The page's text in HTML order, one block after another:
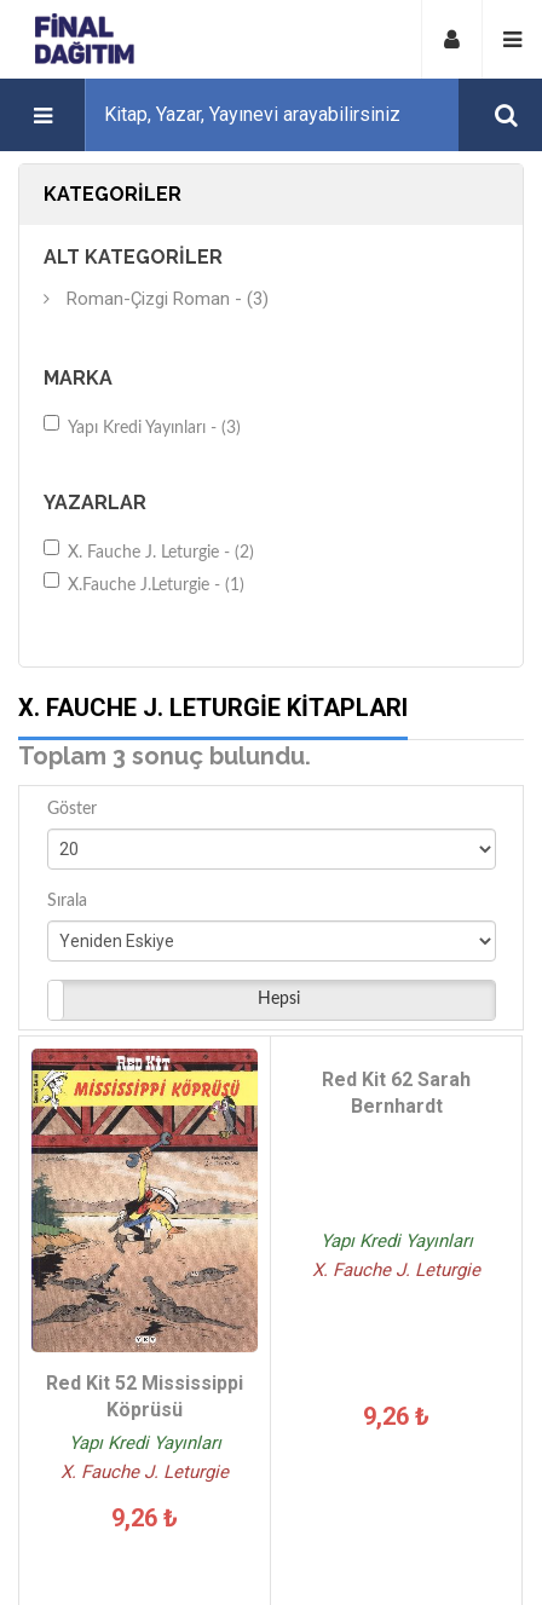
KATEGORILER
ALT KATEGORILER
Roman-Çizgi Roman - (3)
MARKA
Yapı Kredi Yayınları - (3)
YAZARLAR
X. Fauche J. Leturgie - (2)
X.Fauche J.Leturgie - (1)
X. FAUCHE J. LETURGIE KITAPLARI
Toplam 3 sonuç bulundu.
Göster
Sırala
Hepsi
Red Kit 52 Mississippi
Köprüsü
Yapı Kredi Yayınları
X. Fauche J. Leturgie
9,26 ₺
Red Kit 62 Sarah
Bernhardt
Yapı Kredi Yayınları
X. Fauche J. Leturgie
9,26 ₺